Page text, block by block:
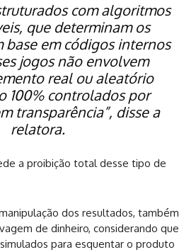
com algoritmos
que determinam os
base em códigos internos
jogos não envolvem
real ou aleatório
100% controlados por
transparência”, disse a
relatora.
a proibição total desse tipo de
dos resultados, também
de dinheiro, considerando que
para esquentar o produto